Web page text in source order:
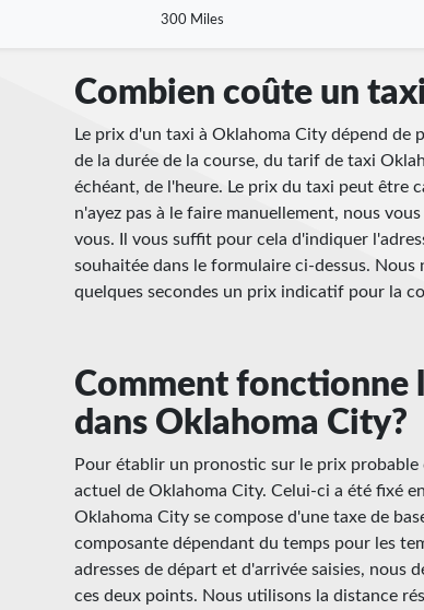
300 Miles
Combien coûte un
Le prix d'un taxi à Oklahoma City dépend de
de la durée de la course, du tarif de taxi
échéant, de l'heure. Le prix du taxi peut être
n'ayez pas à le faire manuellement, nous
vous. Il vous suffit pour cela d'indiquer
souhaitée dans le formulaire ci-dessus.
quelques secondes un prix indicatif pour la
Comment fonctionne
dans Oklahoma City?
Pour établir un pronostic sur le prix
actuel de Oklahoma City. Celui-ci a été fixé
Oklahoma City se compose d'une taxe de
composante dépendant du temps pour les
adresses de départ et d'arrivée saisies, nous
ces deux points. Nous utilisons la distance